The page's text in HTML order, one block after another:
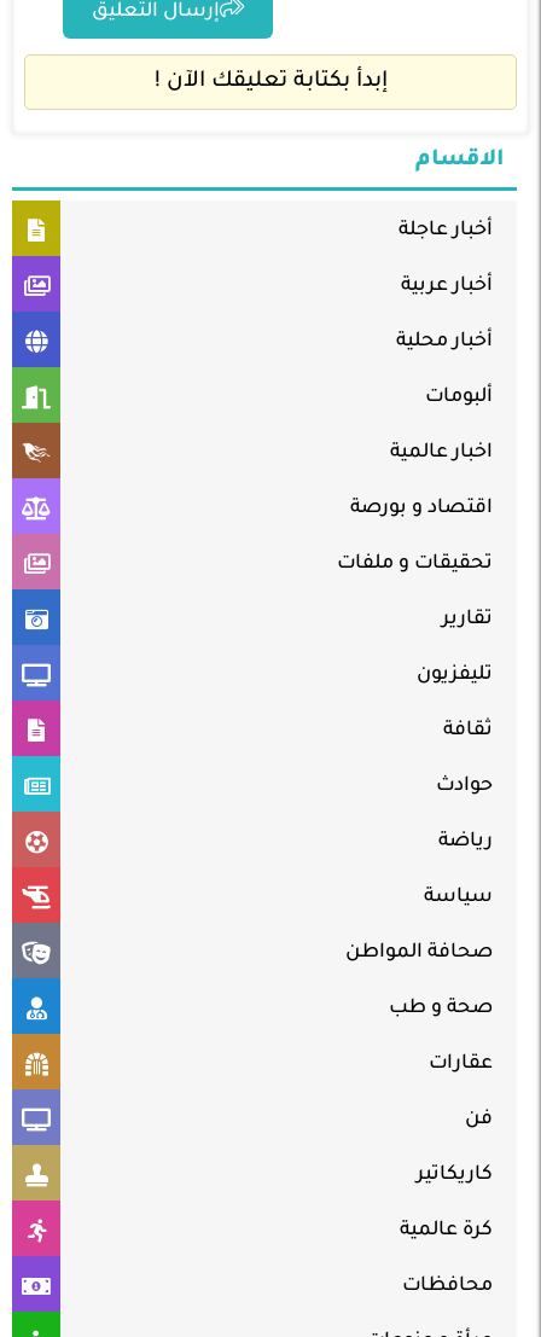
إرسال التعليق
إبدأ بكتابة تعليقك الآن !
الاقسام
أخبار عاجلة
أخبار عربية
أخبار محلية
ألبومات
اخبار عالمية
اقتصاد و بورصة
تحقيقات و ملفات
تقارير
تليفزيون
ثقافة
حوادث
رياضة
سياسة
صحافة المواطن
صحة و طب
عقارات
فن
كاريكاتير
كرة عالمية
محافظات